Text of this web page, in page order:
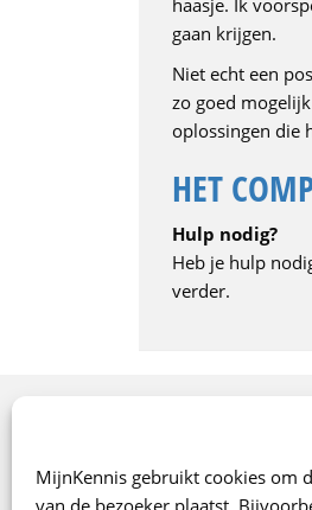
MijnKennis gebruikt cookies om
van de bezoeker plaatst.
haasje. Ik
gaan krijgen.
Niet echt een
zo goed
oplossingen die
HET
Hulp nodig?
Heb je hulp
verder.
Verzekeringen